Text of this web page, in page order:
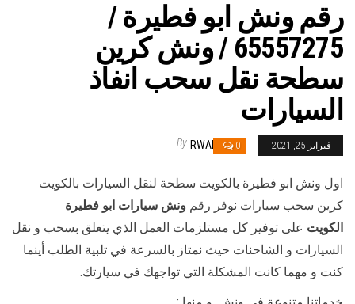
رقم ونش ابو فطيرة /
65557275 / ونش كرين
سطحة نقل سحب انفاذ
السيارات
فبراير 25, 2021 0
By RWAN
اول ونش ابو فطيرة بالكويت سطحة لنقل السيارات بالكويت
كرين سحب سيارات نوفر رقم ونش سيارات ابو فطيرة
الكويت على توفير كل مستلزمات العمل الذي يتعلق بسحب و نقل
السيارات و الشاحنات حيث نمتاز بالسرعة في تلبية الطلب أينما
كنت و مهما كانت المشكلة التي تواجهك في سيارتك.